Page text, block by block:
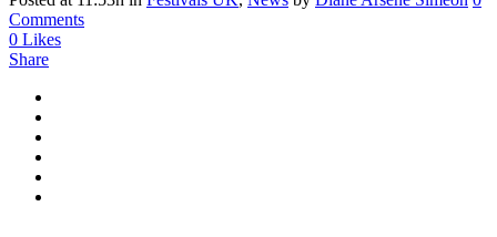
Comments
0 Likes
Share